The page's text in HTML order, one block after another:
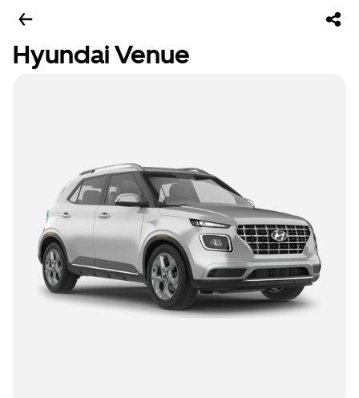
Hyundai Venue